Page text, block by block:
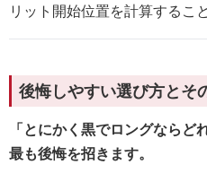
リット開始位置を計算するこ
後悔しやすい選び方とそ
「とにかく黒でロングなら
最も後悔を招きます。